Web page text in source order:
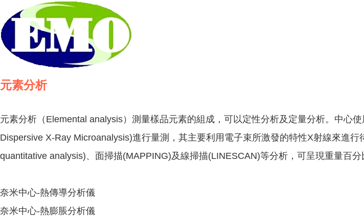
元素分析
元素分析（Elemental analysis）測量樣品元素的組成，可以定性分析及定量分析。中心
Dispersive X-Ray Microanalysis)進行量測，其主要利用電子束所激發的特性X射線來進
quantitative analysis)、面掃描(MAPPING)及線掃描(LINESCAN)等分析，可呈現重量百
奈米中心-熱傳導分析儀
奈米中心-熱膨脹分析儀